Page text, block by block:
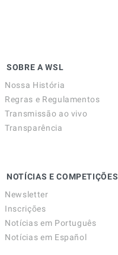
SOBRE A WSL
Nossa História
Regras e Regulamentos
Transmissão ao vivo
Transparência
NOTÍCIAS E COMPETIÇÕES
Newsletter
Inscrições
Notícias em Português
Notícias em Español